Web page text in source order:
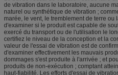
de vibration dans le laboratoire, aucune
naturel ou synthétique de vibration ;
marée, le vent, le tremblement de terre ou
d'examiner si le produit est capable de
exercé du transport ou de l'utilisation le
certifiez le niveau de la conception et la
valeur de l'essai de vibration est de
d'examiner effectivement les mauvais
dommages s'est produite à l'arrivée ; et
produits de non-exécution ; comptant
haut-fiabilité. Les efforts d'essai de